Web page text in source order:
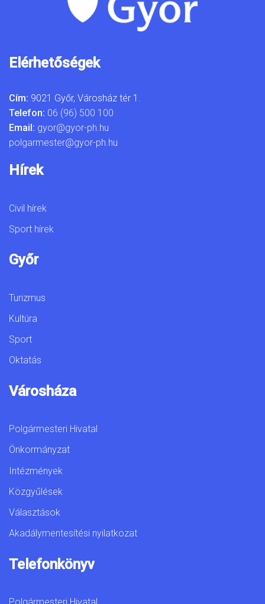
Elérhetőségek
Cím: 9021 Győr, Városház tér 1.
Telefon: 06 (96) 500 100
Email: gyor@gyor-ph.hu
polgarmester@gyor-ph.hu
Hírek
Civil hírek
Sport hírek
Győr
Turizmus
Kultúra
Sport
Oktatás
Városháza
Polgármesteri Hivatal
Önkormányzat
Intézmények
Közgyűlések
Választások
Akadálymentesítési nyilatkozat
Telefonkönyv